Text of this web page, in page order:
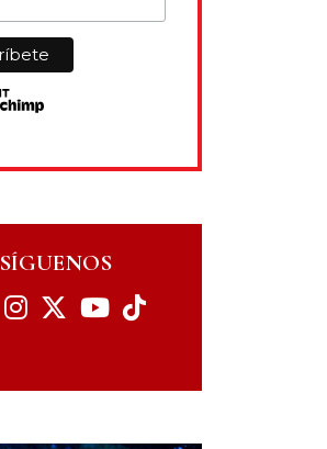
SÍGUENOS